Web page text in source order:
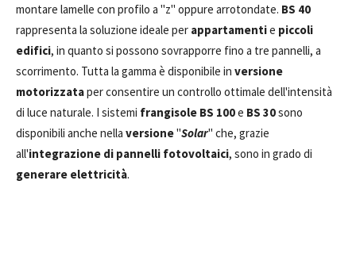
montare lamelle con profilo a "z" oppure arrotondate. BS 40
rappresenta la soluzione ideale per appartamentie piccoli
edifici, in quanto si possono sovrapporre fino a tre pannelli, a
scorrimento. Tutta la gamma è disponibile in versione
motorizzataper consentire un controllo ottimale dell'intensità
di luce naturale. I sistemi frangisole BS 100e BS 30sono
disponibili anche nella versione"Solar" che, grazie
all'integrazione di pannelli fotovoltaici, sono in grado di
generare elettricità.